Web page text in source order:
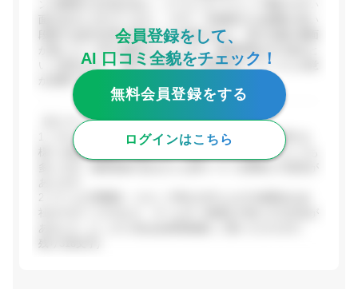
段階では給与水準が低めになる傾向があり、実力主義の側面
が強いという声も確認されています。残業時間はやや多めと
いう意見もあり、案件の規模感と人数規模のバランスに注意
が必要です。
【ポジティブな評価】
1. スキルアップ環境：人数が少ない分、Web制作に関する
様々な業務を幅広く経験でき、技術レベルの高いスタッフも
残り318文字)
会員登録をして、
AI 口コミ全貌をチェック！
無料会員登録をする
ログインはこちら